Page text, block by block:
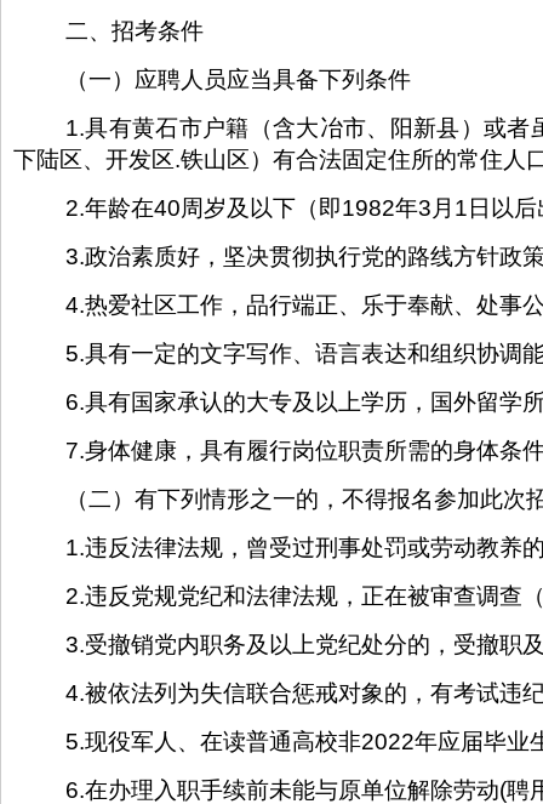
二、招考条件
（一）应聘人员应当具备下列条件
1.具有黄石市户籍（含大冶市、阳新县）或
下陆区、开发区.铁山区）有合法固定住所的常住人
2.年龄在40周岁及以下（即1982年3月1日以后
3.政治素质好，坚决贯彻执行党的路线方针政
4.热爱社区工作，品行端正、乐于奉献、处事
5.具有一定的文字写作、语言表达和组织协调
6.具有国家承认的大专及以上学历，国外留学
7.身体健康，具有履行岗位职责所需的身体条
（二）有下列情形之一的，不得报名参加此次
1.违反法律法规，曾受过刑事处罚或劳动教养
2.违反党规党纪和法律法规，正在被审查调查
3.受撤销党内职务及以上党纪处分的，受撤职
4.被依法列为失信联合惩戒对象的，有考试违
5.现役军人、在读普通高校非2022年应届毕业
6.在办理入职手续前未能与原单位解除劳动(聘